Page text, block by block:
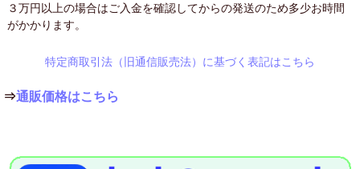
３万円以上の場合はご入金を確認してからの発送のため多少お時間
がかかります。
特定商取引法（旧通信販売法）に基づく表記はこちら
⇒通販価格はこちら